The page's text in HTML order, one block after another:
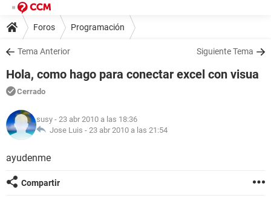
Foros Programación
Tema Anterior Siguiente Tema
Hola, como hago para conectar excel con visua
Cerrado
susy - 23 abr 2010 a las 18:36
Jose Luis - 23 abr 2010 a las 21:54
ayudenme
Compartir